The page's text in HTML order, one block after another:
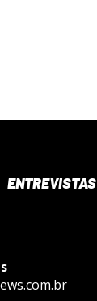
ENTREVISTAS